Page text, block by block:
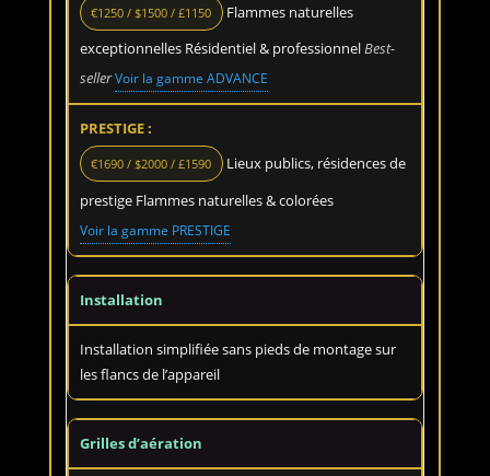
€1250 / $1500 / £1150
Flammes naturelles
exceptionnelles Résidentiel & professionnelBest-
sellerVoir la gamme ADVANCE
€1690 / $2000 / £1590
Lieux publics, résidences de
prestige Flammes naturelles & colorées
Voir la gamme PRESTIGE
Installation
Installation simplifiée sans pieds de montage sur
les flancs de l’appareil
Grilles d’aération